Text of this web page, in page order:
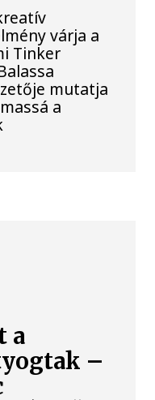
várja a
Tinker
mutatja
a
a
–